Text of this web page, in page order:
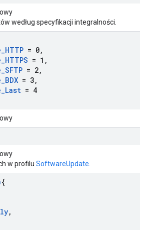
według specyfikacji integralności.
_HTTP = 0,
_HTTPS = 1 ,
_SFTP = 2,
_BDX = 3,
_Last = 4
w profilu SoftwareUpdate
{
,